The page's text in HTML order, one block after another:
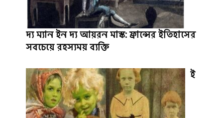
দ্য ম্যান ইন দ্য আয়রন মাস্ক: ফ্রান্সের ইতিহাসের
সবচেয়ে রহস্যময় ব্যক্তি
ই